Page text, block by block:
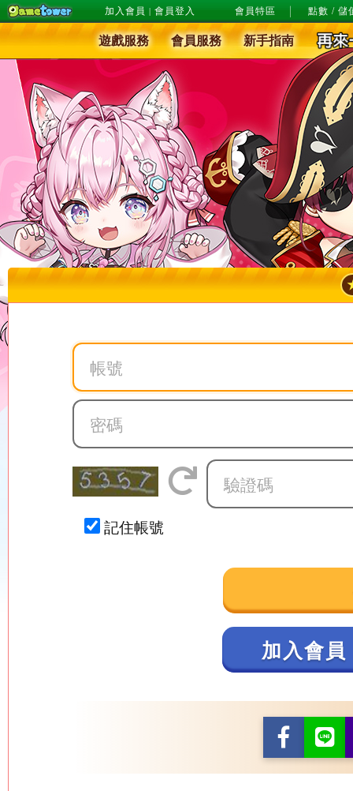
加入會員 | 會員登入 會員特區 點數 / 儲
遊戲服務 會員服務 新手指南
記住帳號
加入會員